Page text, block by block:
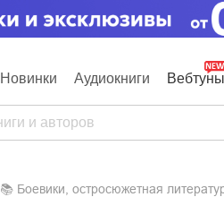
Новинки Аудиокниги Вебтуны
📚 боевики, остросюжетная